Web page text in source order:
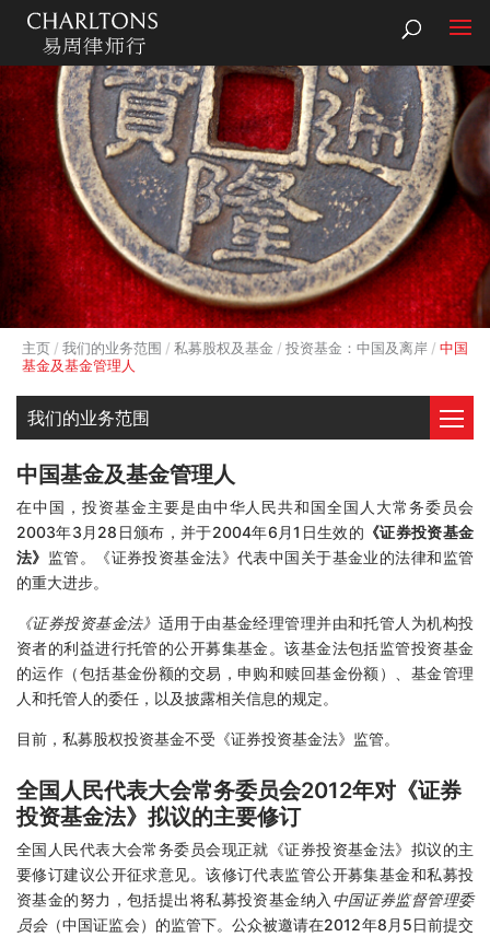
主页 我们的业务范围 私募股权及基金 投资基金：中国及离岸
中国
基金及基金管理人
我们的业务范围
中国基金及基金管理人
在中国，投资基金主要是由中华人民共和国全国人大常务委员会
2003年3月28日颁布，并于2004年6月1日生效的 《证券投资基金
法》 监管。《证券投资基金法》代表中国关于基金业的法律和监管
的重大进步。
《证券投资基金法》 适用于由基金经理管理并由和托管人为机构投
资者的利益进行托管的公开募集基金。该基金法包括监管投资基金
的运作（包括基金份额的交易，申购和赎回基金份额）、基金管理
人和托管人的委任，以及披露相关信息的规定。
目前，私募股权投资基金不受《证券投资基金法》监管。
全国人民代表大会常务委员会2012年对《证券
投资基金法》拟议的主要修订
全国人民代表大会常务委员会现正就《证券投资基金法》拟议的主
要修订建议公开征求意见。该修订代表监管公开募集基金和私募投
资基金的努力，包括提出将私募投资基金纳入 中国证券监督管理委
员会（中国证监会）的监管下。公众被邀请在2012年8月5日前提交